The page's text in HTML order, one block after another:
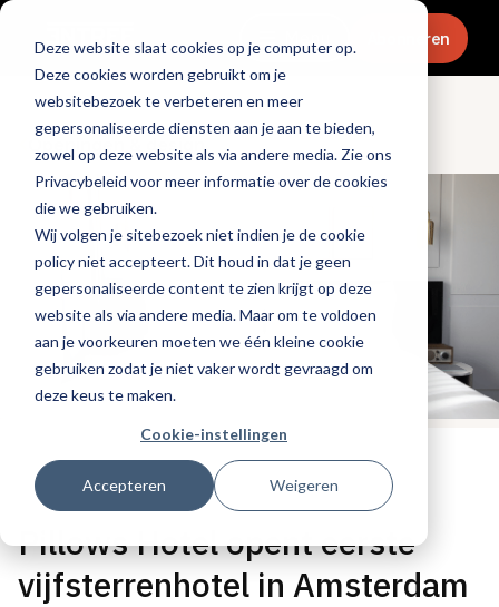
Deze website slaat cookies op je computer op.
Deze cookies worden gebruikt om je
websitebezoek te verbeteren en meer
gepersonaliseerde diensten aan je aan te bieden,
zowel op deze website als via andere media. Zie ons
Privacybeleid voor meer informatie over de cookies
die we gebruiken.
Wij volgen je sitebezoek niet indien je de cookie
policy niet accepteert. Dit houd in dat je geen
gepersonaliseerde content te zien krijgt op deze
website als via andere media. Maar om te voldoen
aan je voorkeuren moeten we één kleine cookie
gebruiken zodat je niet vaker wordt gevraagd om
deze keus te maken.
Cookie-instellingen
Accepteren Weigeren
Menu Abonneren
Openingen & design
Tags:hotels,interieurdesign
Gepubliceerd op: 27 oktober 2022
Pillows Hotel opent eerste
vijfsterrenhotel in Amsterdam